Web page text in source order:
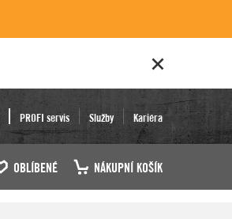
PROFI servis Služby Kariéra
OBLÍBENÉ NÁKUPNÍ KOŠÍK